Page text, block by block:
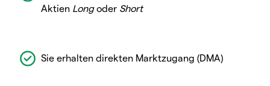
Aktien Longoder Short
Sie erhalten direkten Marktzugang (DMA)